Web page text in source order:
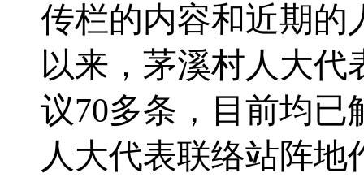
传栏的内容和近期的
以来，茅溪村人大代
议70多条，目前均
人大代表联络站阵地